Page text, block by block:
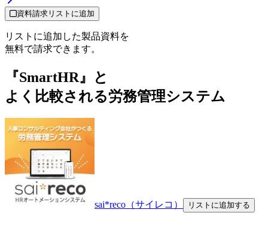
資料請求リストに追加
リストに追加した製品資料を
無料で請求できます。
『SmartHR』と
よく比較される労務管理システム
sai*reco（サイレコ） リストに追加する